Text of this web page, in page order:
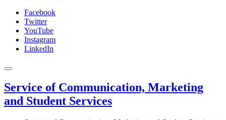
Facebook
Twitter
YouTube
Instagram
LinkedIn
Service of Communication, Marketing
and Student Services